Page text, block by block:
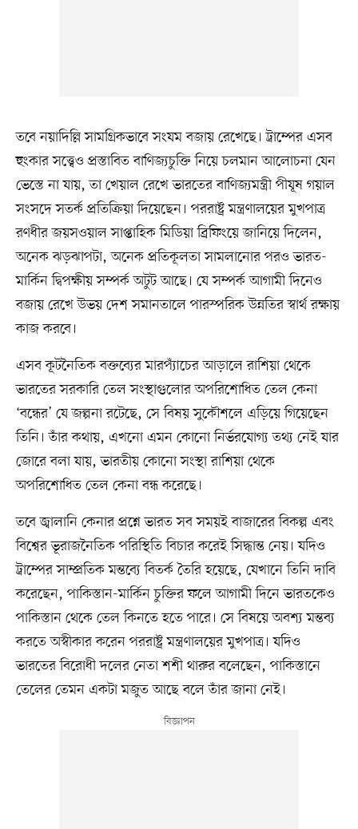
তবে নয়াদিল্লি সামগ্রিকভাবে সংযম বজায় রেখেছে। ট্রাম্পের এসব
হুংকার সত্ত্বেও প্রস্তাবিত বাণিজ্যচুক্তি নিয়ে চলমান আলোচনা যেন
ভেস্তে না যায়, তা খেয়াল রেখে ভারতের বাণিজ্যমন্ত্রী পীযূষ গয়াল
সংসদে সতর্ক প্রতিক্রিয়া দিয়েছেন। পররাষ্ট্র মন্ত্রণালয়ের মুখপাত্র
রণধীর জয়সওয়াল সাপ্তাহিক মিডিয়া ব্রিফিংয়ে জানিয়ে দিলেন,
অনেক ঝড়ঝাপটা, অনেক প্রতিকূলতা সামলানোর পরও ভারত-
মার্কিন দ্বিপক্ষীয় সম্পর্ক অটুট আছে। যে সম্পর্ক আগামী দিনেও
বজায় রেখে উভয় দেশ সমানতালে পারস্পরিক উন্নতির স্বার্থ রক্ষায়
কাজ করবে।
এসব কূটনৈতিক বক্তব্যের মারপ্যাঁচের আড়ালে রাশিয়া থেকে
ভারতের সরকারি তেল সংস্থাগুলোর অপরিশোধিত তেল কেনা
‘বন্ধের’ যে জল্পনা রটেছে, সে বিষয় সুকৌশলে এড়িয়ে গিয়েছেন
তিনি। তাঁর কথায়, এখনো এমন কোনো নির্ভরযোগ্য তথ্য নেই যার
জোরে বলা যায়, ভারতীয় কোনো সংস্থা রাশিয়া থেকে
অপরিশোধিত তেল কেনা বন্ধ করেছে।
তবে জ্বালানি কেনার প্রশ্নে ভারত সব সময়ই বাজারের বিকল্প এবং
বিশ্বের ভূরাজনৈতিক পরিস্থিতি বিচার করেই সিদ্ধান্ত নেয়। যদিও
ট্রাম্পের সাম্প্রতিক মন্তব্যে বিতর্ক তৈরি হয়েছে, যেখানে তিনি দাবি
করেছেন, পাকিস্তান-মার্কিন চুক্তির ফলে আগামী দিনে ভারতকেও
পাকিস্তান থেকে তেল কিনতে হতে পারে। সে বিষয়ে অবশ্য মন্তব্য
করতে অস্বীকার করেন পররাষ্ট্র মন্ত্রণালয়ের মুখপাত্র। যদিও
ভারতের বিরোধী দলের নেতা শশী থারুর বলেছেন, পাকিস্তানে
তেলের তেমন একটা মজুত আছে বলে তাঁর জানা নেই।